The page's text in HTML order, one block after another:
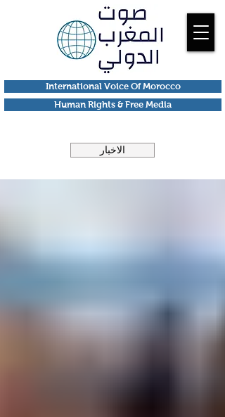
Human Rights & Free Media
International Voice Of Morocco
الاخبار